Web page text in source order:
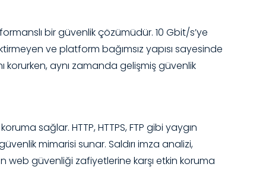
bir güvenlik çözümüdür. 10 Gbit/s’ye
ve platform bağımsız yapısı sayesinde
korurken, aynı zamanda gelişmiş güvenlik
sağlar. HTTP, HTTPS, FTP gibi yaygın
mimarisi sunar. Saldırı imza analizi,
web güvenliği zafiyetlerine karşı etkin koruma